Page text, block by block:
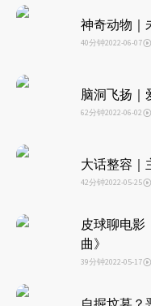
神奇动物｜
40分钟2022-06-07
脑洞飞扬｜
62分钟2022-06-02
大话整容｜
42分钟2022-05-25
皮球聊电影
曲》
39分钟2022-05-17